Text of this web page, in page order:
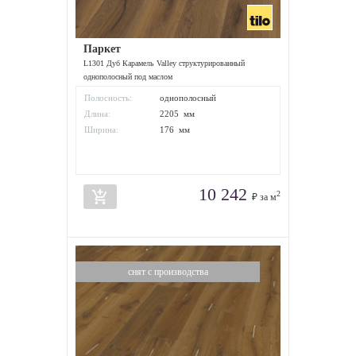
Паркет
L1301 Дуб Карамель Valley структурированный
однополосный под маслом
Полосность:
однополосный
Длина:
2205 мм
Ширина:
176 мм
add_shopping_cart 10 242 ₽ за м2
снят с производства